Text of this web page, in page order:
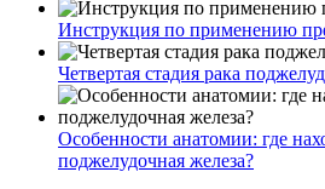
Инструкция по применению
Четвертая стадия рака
Особенности анатомии: где
поджелудочная железа?